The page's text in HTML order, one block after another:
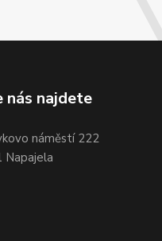
nás najdete
náměstí 222
Napajela